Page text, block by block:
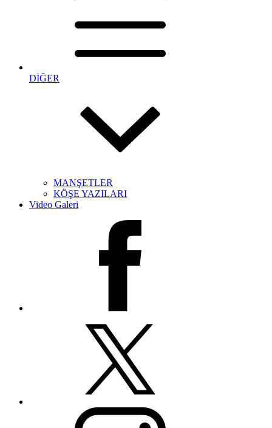
DİĞER
MANŞETLER
KÖŞE YAZILARI
Video Galeri